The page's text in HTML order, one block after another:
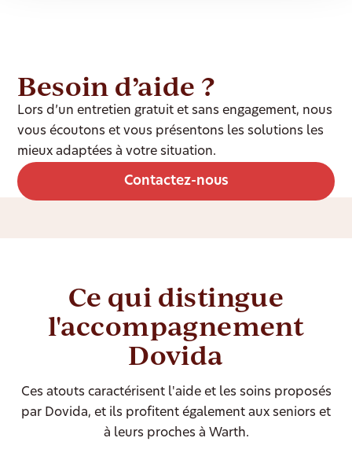
Besoin d’aide ?
Lors d’un entretien gratuit et sans engagement, nous
vous écoutons et vous présentons les solutions les
mieux adaptées à votre situation.
Contactez-nous
Ce qui distingue
l'accompagnement
Dovida
Ces atouts caractérisent l'aide et les soins proposés
par Dovida, et ils profitent également aux seniors et
à leurs proches à Warth.